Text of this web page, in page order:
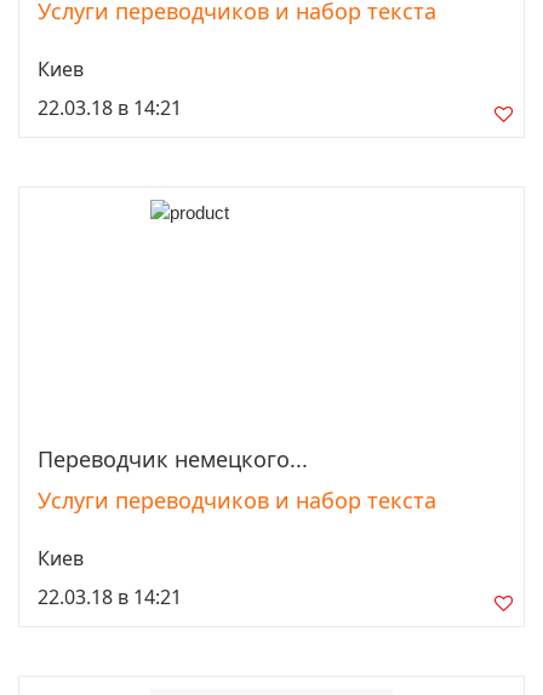
Услуги переводчиков и набор текста
Киев
22.03.18 в 14:21
Просмотреть
Переводчик немецкого...
Услуги переводчиков и набор текста
Киев
22.03.18 в 14:21